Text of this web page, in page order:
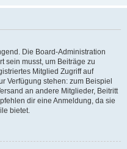
Die Board-Administration
sein musst, um Beiträge zu
Mitglied Zugriff auf
Verfügung stehen: zum Beispiel
an andere Mitglieder, Beitritt
dir eine Anmeldung, da sie
bietet.